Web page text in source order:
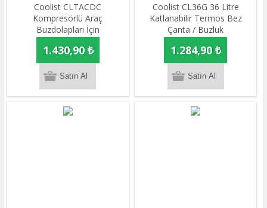
Coolist CLTACDC
Kompresörlü Araç
Buzdolapları İçin
220Volt/12Volt 6,0Ah
Dönüştürücü Adaptör
1.430,90 ₺
Coolist CL36G 36 Litre
Katlanabilir Termos Bez
Çanta / Buzluk
1.284,90 ₺